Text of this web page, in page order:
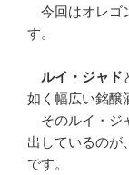
今回はオレゴ
す。
ルイ・ジャド
如く幅広い銘醸
そのルイ・ジ
出しているのが
です。